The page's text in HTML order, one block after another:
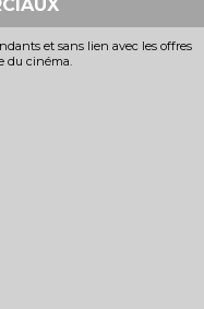
et sans lien avec les offres
du cinéma.